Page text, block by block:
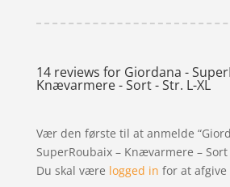
14 reviews for Giordana -
Knævarmere - Sort - Str. L-XL
Vær den første til at anmelde
SuperRoubaix – Knævarmere – Sort
Du skal være logged in for at afgive